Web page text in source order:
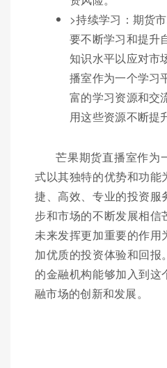
>持续学习：期货
要不断学习和提升
知识水平以应对市
播室作为一个学习
富的学习资源和交
用这些资源不断提
芒果期货直播室作为
式以其独特的优势和功能
捷、高效、专业的投资
步和市场的不断发展相信
未来发挥更加重要的作用
加优质的投资体验和回报
的金融机构能够加入到这
融市场的创新和发展。